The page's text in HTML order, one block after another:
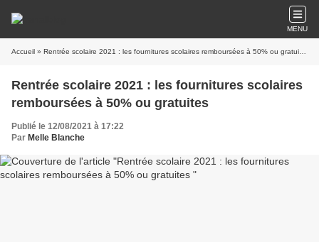
MENU
Accueil » Rentrée scolaire 2021 : les fournitures scolaires remboursées à 50% ou gratuites
Rentrée scolaire 2021 : les fournitures scolaires
remboursées à 50% ou gratuites
Publié le 12/08/2021 à 17:22
Par Melle Blanche